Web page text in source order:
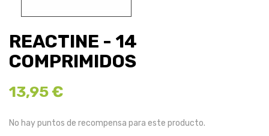
REACTINE - 14
COMPRIMIDOS
13,95 €
No hay puntos de recompensa para este producto.